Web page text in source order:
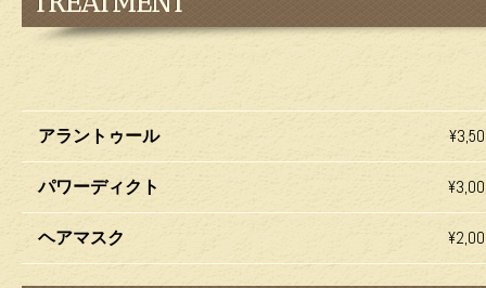
アラントゥール
パワーディクト
ヘアマスク